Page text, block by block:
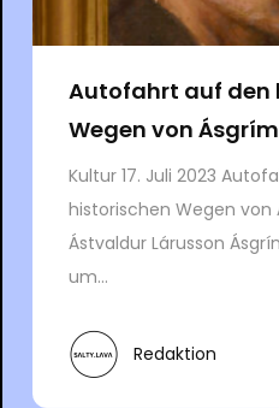
Autofahrt auf den
Wegen von Ásgrím
Kultur 17. Juli 2023
historischen Wegen von
Ástvaldur Lárusson
um...
Redaktion